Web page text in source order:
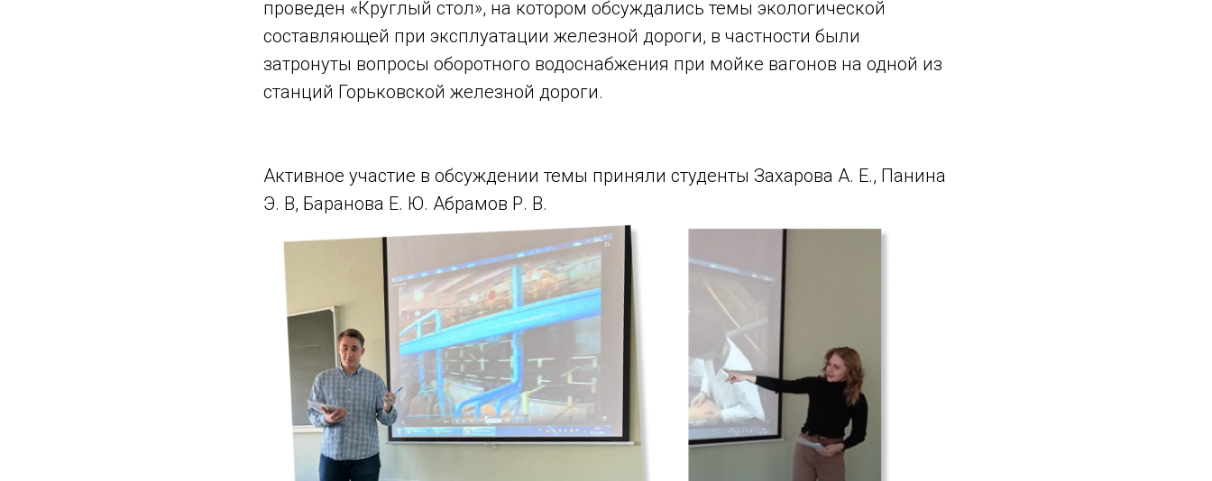
проведен «Круглый стол», на котором обсуждались темы экологической
составляющей при эксплуатации железной дороги, в частности были
затронуты вопросы оборотного водоснабжения при мойке вагонов на одной из
станций Горьковской железной дороги.
Активное участие в обсуждении темы приняли студенты Захарова А. Е., Панина
Э. В, Баранова Е. Ю. Абрамов Р. В.